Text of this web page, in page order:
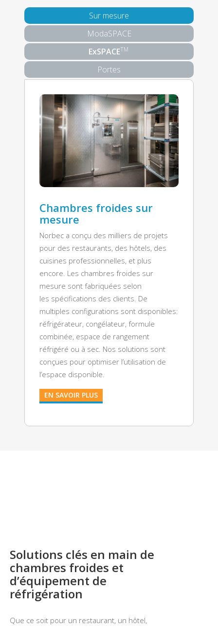
Sur mesure
ModaSPACE
ExSPACETM
Portes
Chambres froides sur
mesure
Norbec a conçu des milliers de projets
pour des restaurants, des hôtels, des
cuisines professionnelles, et plus
encore. Les chambres froides sur
mesure sont fabriquées selon
les spécifications des clients. De
multiples configurations sont disponibles:
réfrigérateur, congélateur, formule
combinée, espace de rangement
réfrigéré ou à sec. Nos solutions sont
conçues pour optimiser l’utilisation de
l’espace disponible.
EN SAVOIR PLUS
Solutions clés en main de
chambres froides et
d’équipement de
réfrigération
Que ce soit pour un restaurant, un hôtel,